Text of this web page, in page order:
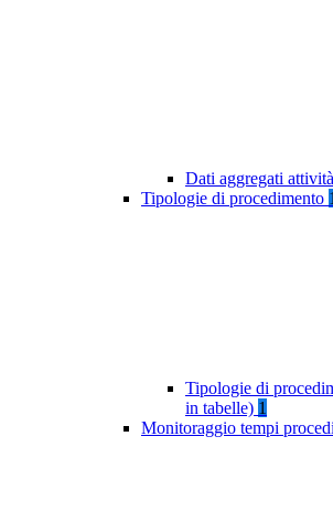
Dati aggregati
Tipologie di procedimento 1
Tipologie di
in tabelle) 1
Monitoraggio tempi